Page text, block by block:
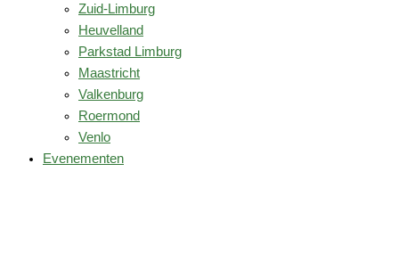
Zuid-Limburg
Heuvelland
Parkstad Limburg
Maastricht
Valkenburg
Roermond
Venlo
Evenementen